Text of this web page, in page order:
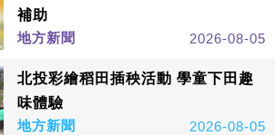
補助
地方新聞
2026-08-05
北投彩繪稻田插秧活動 學童下田趣
味體驗
地方新聞
2026-08-05